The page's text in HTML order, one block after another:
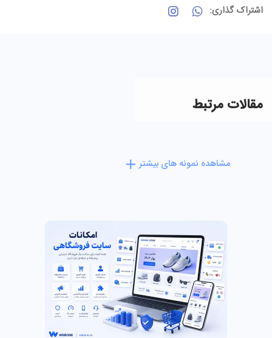
اشتراک گذاری:
مقالات مرتبط
مشاهده نمونه های بیشتر